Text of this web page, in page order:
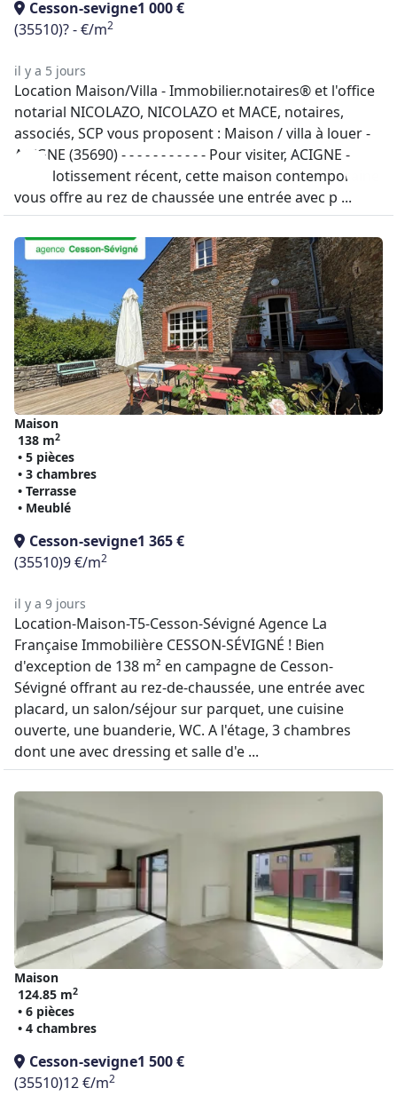
Cesson-sevigne1 000 €
(35510)? - €/m2
il y a 5 jours
Location Maison/Villa - Immobilier.notaires® et l'office
notarial NICOLAZO, NICOLAZO et MACE, notaires,
associés, SCP vous proposent : Maison / villa à louer -
ACIGNE (35690) - - - - - - - - - - - Pour visiter, ACIGNE -
Dans lotissement récent, cette maison contemporaine
vous offre au rez de chaussée une entrée avec p ...
Maison
138 m2
• 5 pièces
• 3 chambres
• Terrasse
• Meublé
Cesson-sevigne1 365 €
(35510)9 €/m2
il y a 9 jours
Location-Maison-T5-Cesson-Sévigné Agence La
Française Immobilière CESSON-SÉVIGNÉ ! Bien
d'exception de 138 m² en campagne de Cesson-
Sévigné offrant au rez-de-chaussée, une entrée avec
placard, un salon/séjour sur parquet, une cuisine
ouverte, une buanderie, WC. A l'étage, 3 chambres
dont une avec dressing et salle d'e ...
Maison
124.85 m2
• 6 pièces
• 4 chambres
Cesson-sevigne1 500 €
(35510)12 €/m2